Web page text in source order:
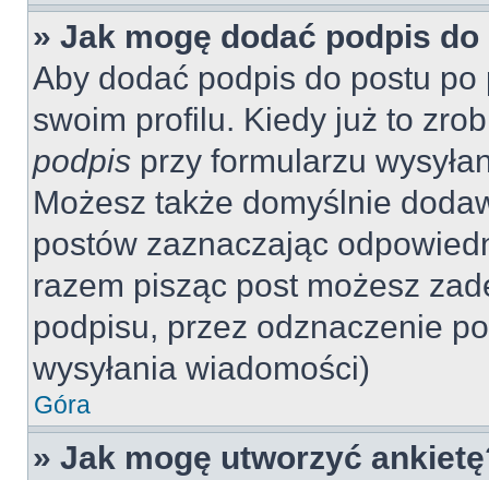
» Jak mogę dodać podpis
Aby dodać podpis do postu
swoim profilu. Kiedy już to
podpis przy formularzu
Możesz także domyślnie
postów zaznaczając
razem pisząc post możesz
podpisu, przez odznaczenie
wysyłania wiadomości)
Góra
» Jak mogę utworzyć